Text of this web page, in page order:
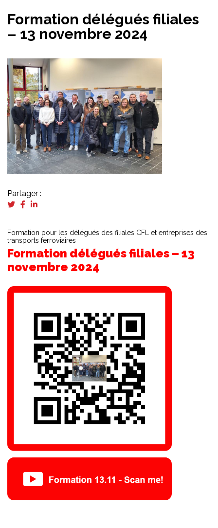
Formation délégués filiales
– 13 novembre 2024
Partager :
Formation pour les délégués des filiales CFL et entreprises des
transports ferroviaires
Formation délégués filiales – 13
novembre 2024